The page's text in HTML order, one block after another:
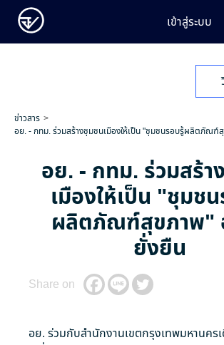
เข้าสู่ระบบ
ข่าวสาร
อย. - กทม. ร่วมสร้างชุมชนเมืองให้เป็น "ชุมชนรอบรู้ผลิตภัณฑ์
อย. - กทม. ร่วมสร้า
เมืองให้เป็น "ชุมช
ผลิตภัณฑ์สุขภาพ"
ยั่งยืน
Share on
อย. ร่วมกับสำนักงานเขตกรุงเทพมหานคร